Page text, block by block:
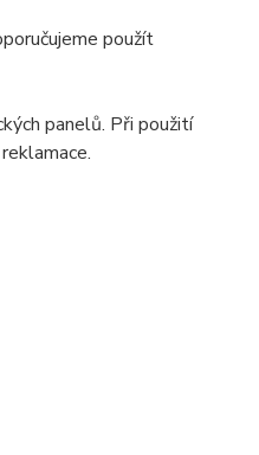
použít
panelů. Při použití